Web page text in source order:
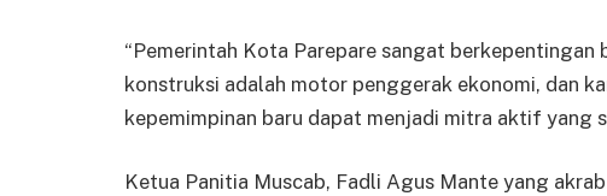
“Pemerintah Kota Parepare sangat
konstruksi adalah motor penggerak ekonomi, dan
kepemimpinan baru dapat menjadi mitra aktif yang
Ketua Panitia Muscab, Fadli Agus Mante yang